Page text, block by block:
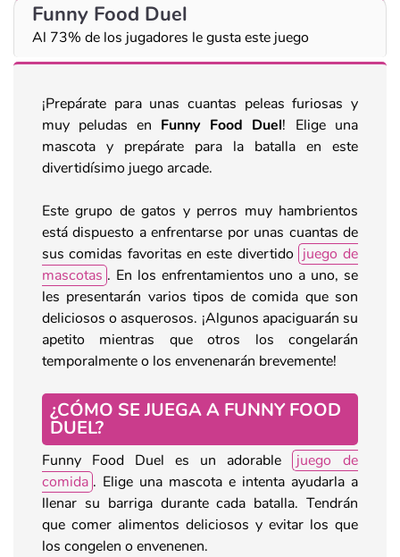
Funny Food Duel
Al 73% de los jugadores le gusta este juego
¡Prepárate para unas cuantas peleas furiosas y
muy peludas en Funny Food Duel! Elige una
mascota y prepárate para la batalla en este
divertidísimo juego arcade.
Este grupo de gatos y perros muy hambrientos
está dispuesto a enfrentarse por unas cuantas de
sus comidas favoritas en este divertido juego de
mascotas . En los enfrentamientos uno a uno, se
les presentarán varios tipos de comida que son
deliciosos o asquerosos. ¡Algunos apaciguarán su
apetito mientras que otros los congelarán
temporalmente o los envenenarán brevemente!
¿CÓMO SE JUEGA A FUNNY FOOD
DUEL?
Funny Food Duel es un adorable
juego de
comida . Elige una mascota e intenta ayudarla a
llenar su barriga durante cada batalla. Tendrán
que comer alimentos deliciosos y evitar los que
los congelen o envenenen.